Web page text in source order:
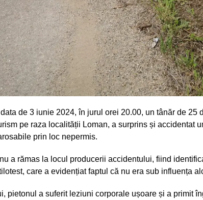
de 3 iunie 2024, în jurul orei 20.00, un tânăr de 25
pe raza localității Loman, a surprins și accidentat
prin loc nepermis.
a rămas la locul producerii accidentului, fiind
care a evidențiat faptul că nu era sub influența
pietonul a suferit leziuni corporale ușoare și a primit